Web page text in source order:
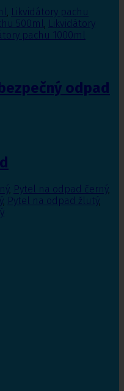
, Likvidátory pachu
500ml, Likvidátory
pachu 1000ml
odpad
, Pytel na odpad černý,
, Pytel na odpad žlutý,